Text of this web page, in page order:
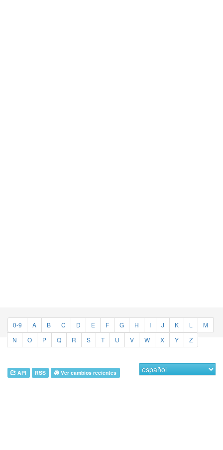
0-9 A B C D E F G H I J K L
M
N
O P Q R S T U V W X Y Z
API RSS Ver cambios recientes